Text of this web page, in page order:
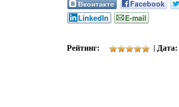
Вконтакте Facebook
LinkedIn
E-mail
Рейтинг: |Дата: